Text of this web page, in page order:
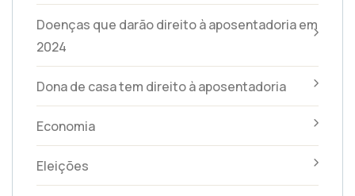
Doenças que darão direito à aposentadoria em
2024
Dona de casa tem direito à aposentadoria
Economia
Eleições